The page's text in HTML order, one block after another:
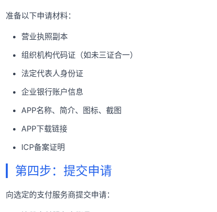
准备以下申请材料：
营业执照副本
组织机构代码证（如未三证合一）
法定代表人身份证
企业银行账户信息
APP名称、简介、图标、截图
APP下载链接
ICP备案证明
第四步：提交申请
向选定的支付服务商提交申请：